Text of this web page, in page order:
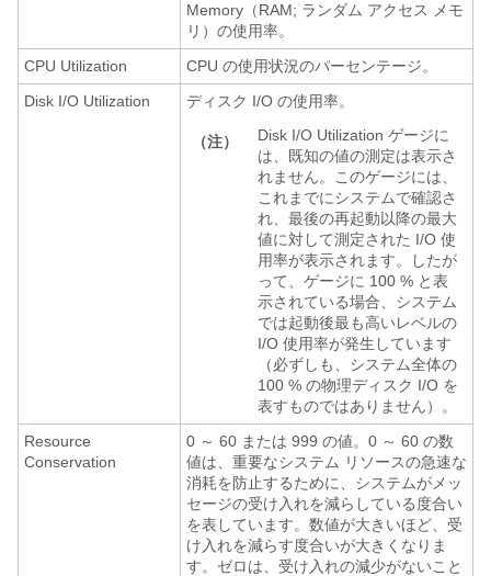
Memory（RAM; ランダム アクセス メモ
リ）の使用率。
CPU Utilization
CPU の使用状況のパーセンテージ。
Disk I/O Utilization
ディスク I/O の使用率。
（注）
Disk I/O Utilization ゲージに
は、既知の値の測定は表示さ
れません。このゲージには、
これまでにシステムで確認さ
れ、最後の再起動以降の最大
値に対して測定された I/O 使
用率が表示されます。したが
って、ゲージに 100 % と表
示されている場合、システム
では起動後最も高いレベルの
I/O 使用率が発生しています
（必ずしも、システム全体の
100 % の物理ディスク I/O を
表すものではありません）。
Resource
Conservation
0 ～ 60 または 999 の値。0 ～ 60 の数
値は、重要なシステム リソースの急速な
消耗を防止するために、システムがメッ
セージの受け入れを減らしている度合い
を表しています。数値が大きいほど、受
け入れを減らす度合いが大きくなりま
す。ゼロは、受け入れの減少がないこと